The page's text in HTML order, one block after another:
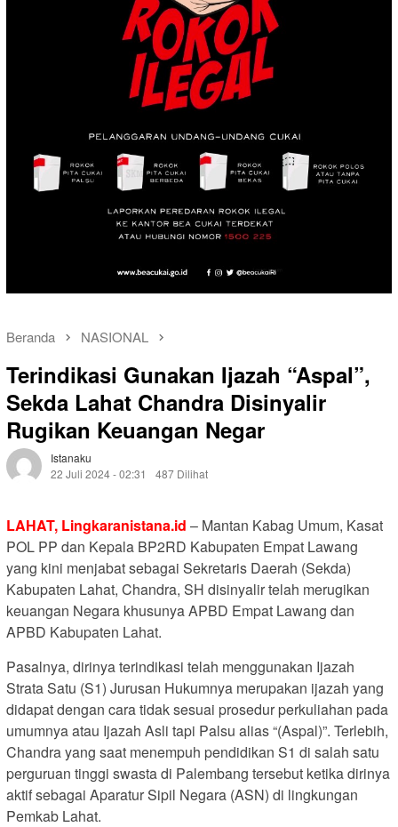
Beranda NASIONAL
Terindikasi Gunakan Ijazah “Aspal”,
Sekda Lahat Chandra Disinyalir
Rugikan Keuangan Negar
Istanaku
22 Juli 2024 - 02:31
487 Dilihat
LAHAT, Lingkaranistana.id – Mantan Kabag Umum, Kasat
POL PP dan Kepala BP2RD Kabupaten Empat Lawang
yang kini menjabat sebagai Sekretaris Daerah (Sekda)
Kabupaten Lahat, Chandra, SH disinyalir telah merugikan
keuangan Negara khusunya APBD Empat Lawang dan
APBD Kabupaten Lahat.
Pasalnya, dirinya terindikasi telah menggunakan Ijazah
Strata Satu (S1) Jurusan Hukumnya merupakan ijazah yang
didapat dengan cara tidak sesuai prosedur perkuliahan pada
umumnya atau Ijazah Asli tapi Palsu alias “(Aspal)”. Terlebih,
Chandra yang saat menempuh pendidikan S1 di salah satu
perguruan tinggi swasta di Palembang tersebut ketika dirinya
aktif sebagai Aparatur Sipil Negara (ASN) di lingkungan
Pemkab Lahat.